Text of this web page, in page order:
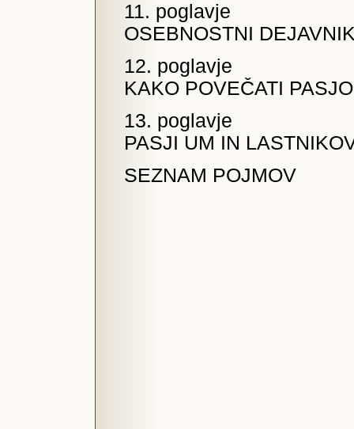
11. poglavje
OSEBNOSTNI
12. poglavje
KAKO POVEČATI
13. poglavje
PASJI UM IN
SEZNAM POJMOV